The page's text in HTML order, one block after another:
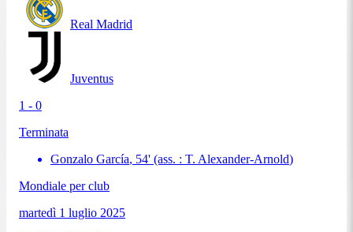
Real Madrid
Juventus
1 - 0
Terminata
Gonzalo García, 54' (ass. : T. Alexander-Arnold)
Mondiale per club
martedì 1 luglio 2025